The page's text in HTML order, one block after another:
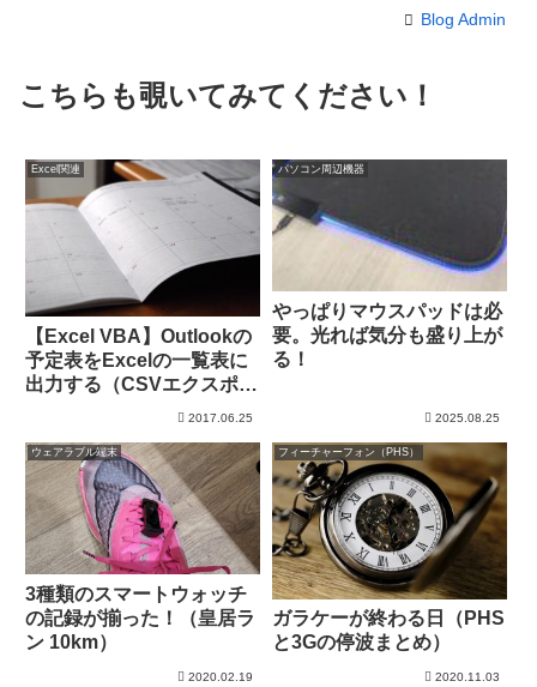
Blog Admin
こちらも覗いてみてください！
Excel関連
【Excel VBA】Outlookの
予定表をExcelの一覧表に
出力する（CSVエクスポー
2017.06.25
パソコン周辺機器
やっぱりマウスパッドは必
要。光れば気分も盛り上が
る！
2025.08.25
ウェアラブル端末
3種類のスマートウォッチ
の記録が揃った！（皇居ラ
ン 10km）
2020.02.19
フィーチャーフォン（PHS）
ガラケーが終わる日（PHS
と3Gの停波まとめ）
2020.11.03